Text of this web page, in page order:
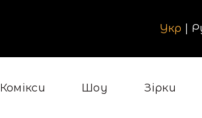
Укр
Комікси Шоу Зірки